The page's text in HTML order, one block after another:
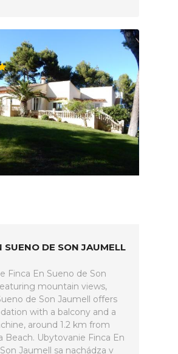
SUENO DE SON JAUMELL
Finca En Sueno de Son
mountain views,
de Son Jaumell offers
with a balcony and a
around 1.2 km from
Beach. Ubytovanie Finca En
Jaumell sa nachádza v